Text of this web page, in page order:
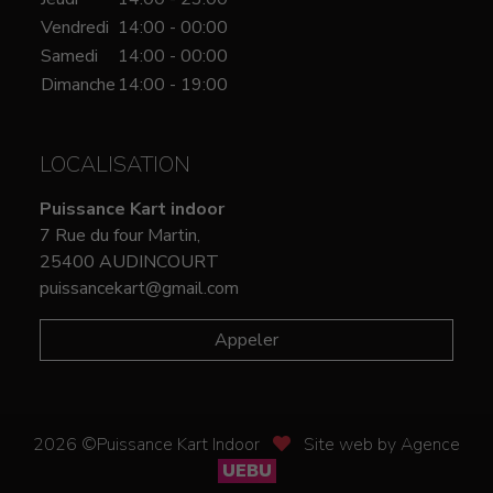
Vendredi 14:00 - 00:00
Samedi
14:00 - 00:00
Dimanche 14:00 - 19:00
LOCALISATION
Puissance Kart indoor
7 Rue du four Martin,
25400 AUDINCOURT
puissancekart@gmail.com
Appeler
2026 ©Puissance Kart Indoor
Site web by Agence
UEBU